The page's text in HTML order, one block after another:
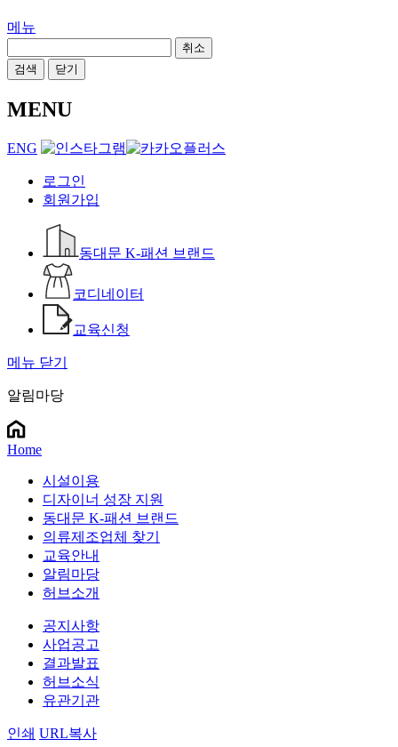
메뉴
취소
검색
닫기
MENU
ENG
로그인
회원가입
동대문 K-패션 브랜드
코디네이터
교육신청
메뉴 닫기
알림마당
Home
시설이용
디자이너 성장 지원
동대문 K-패션 브랜드
의류제조업체 찾기
교육안내
알림마당
허브소개
공지사항
사업공고
결과발표
허브소식
유관기관
인쇄 URL복사